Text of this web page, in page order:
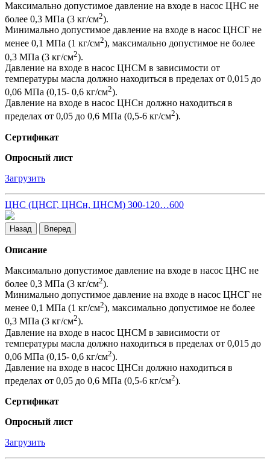
Максимально допустимое давление на входе в насос ЦНС не
более 0,3 МПа (3 кг/см2).
Минимально допустимое давление на входе в насос ЦНСГ не
менее 0,1 МПа (1 кг/см2), максимально допустимое не более
0,3 МПа (3 кг/см2).
Давление на входе в насос ЦНСМ в зависимости от
температуры масла должно находиться в пределах от 0,015 до
0,06 МПа (0,15- 0,6 кг/см2).
Давление на входе в насос ЦНСн должно находиться в
пределах от 0,05 до 0,6 МПа (0,5-6 кг/см2).
Сертификат
Опросный лист
Загрузить
ЦНС (ЦНСГ, ЦНСн, ЦНСМ) 300-120…600
Назад Вперед
Описание
Максимально допустимое давление на входе в насос ЦНС не
более 0,3 МПа (3 кг/см2).
Минимально допустимое давление на входе в насос ЦНСГ не
менее 0,1 МПа (1 кг/см2), максимально допустимое не более
0,3 МПа (3 кг/см2).
Давление на входе в насос ЦНСМ в зависимости от
температуры масла должно находиться в пределах от 0,015 до
0,06 МПа (0,15- 0,6 кг/см2).
Давление на входе в насос ЦНСн должно находиться в
пределах от 0,05 до 0,6 МПа (0,5-6 кг/см2).
Сертификат
Опросный лист
Загрузить